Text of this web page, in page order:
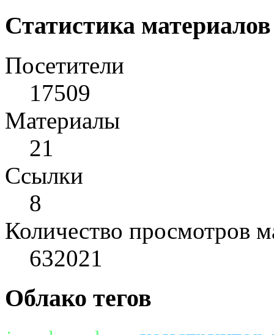
Статистика материалов
Посетители
17509
Материалы
21
Cсылки
8
Количество просмотров
632021
Облако тегов